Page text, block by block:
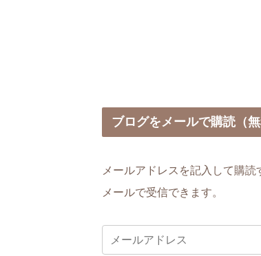
ブログをメールで購読（無
メールアドレスを記入して購読
メールで受信できます。